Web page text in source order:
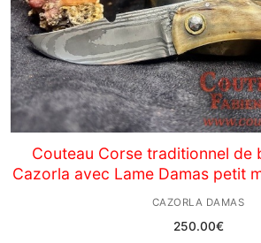
Couteau Corse traditionnel de
Cazorla avec Lame Damas petit
CAZORLA DAMAS
250.00€